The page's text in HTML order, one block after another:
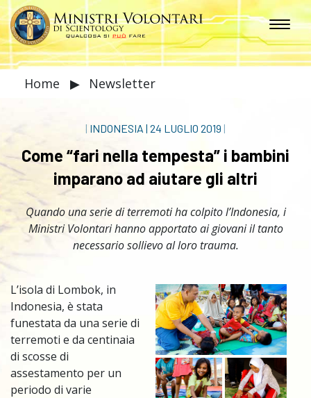
Home ▶ Newsletter
| INDONESIA | 24 LUGLIO 2019 |
Come “fari nella tempesta” i bambini
imparano ad aiutare gli altri
Quando una serie di terremoti ha colpito l’Indonesia, i
Ministri Volontari hanno apportato ai giovani il tanto
necessario sollievo al loro trauma.
L’isola di Lombok, in
Indonesia, è stata
funestata da una serie di
terremoti e da centinaia
di scosse di
assestamento per un
periodo di varie